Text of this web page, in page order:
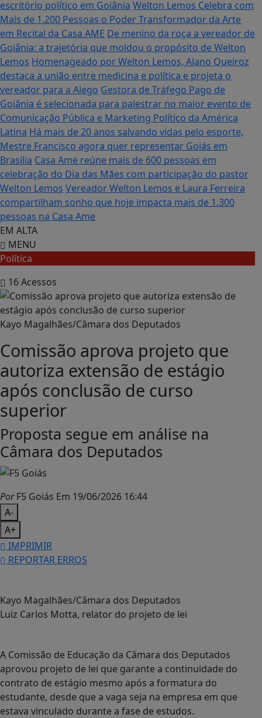
escritório político em Goiânia Welton Lemos Celebra com
Mais de 1.200 Pessoas o Poder Transformador da Arte
em Recital da Casa AME De menino da roça a vereador de
Goiânia: a trajetória que moldou o propósito de Welton
Lemos Homenageado por Welton Lemos, Alano Queiroz
destaca a união entre medicina e política e projeta o
vereador para a Alego Gestora de Tráfego Pago de
Goiânia é selecionada para palestrar no maior evento de
Comunicação Pública e Marketing Político da América
Latina Há mais de 20 anos salvando vidas pelo esporte,
Mestre Francisco agora quer representar Goiás em
Brasília Casa Ame reúne mais de 600 pessoas em
celebração do Dia das Mães com participação do pastor
Welton Lemos Vereador Welton Lemos e Laura Ferreira
compartilham sonho que hoje impacta mais de 1.300
pessoas na Casa Ame
EM ALTA
MENU
Política
16Acessos
Kayo Magalhães/Câmara dos Deputados
Comissão aprova projeto que
autoriza extensão de estágio
após conclusão de curso
superior
Proposta segue em análise na
Câmara dos Deputados
PorF5 Goiás Em 19/06/2026 16:44
A-
A+
IMPRIMIR
REPORTAR ERROS
Kayo Magalhães/Câmara dos Deputados
Luiz Carlos Motta, relator do projeto de lei
A Comissão de Educação da Câmara dos Deputados
aprovou projeto de lei que garante a continuidade do
contrato de estágio mesmo após a formatura do
estudante, desde que a vaga seja na empresa em que
estava vinculado durante a fase de estudos.